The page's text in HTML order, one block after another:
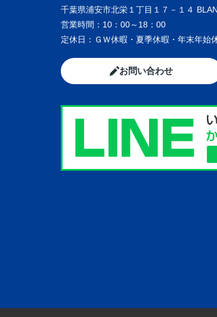
千葉県浦安市北栄１丁目１７－１４
営業時間： 10：00～18：00
定休日： ＧＷ休暇・夏季休暇・年末年始
お問い合わせ